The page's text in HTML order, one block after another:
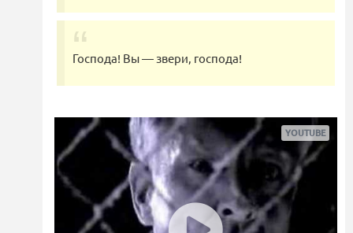
Господа! Вы — звери, господа!